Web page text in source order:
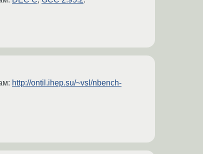
http://ontil.ihep.su/~vsl/nbench-